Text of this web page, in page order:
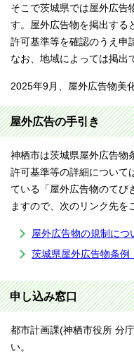
そこで茨城県では屋外広告
す。屋外広告物を掲出する
許可基準等を確認のうえ申
なお、地域によっては掲出
2025年9月、屋外広告物美
屋外広告の手引き
神栖市は茨城県屋外広告物
許可基準等の詳細について
ている「屋外広告物のてび
ますので、次のリンク先を
屋外広告物の規制につ
茨城県屋外広告物条例
申し込み窓口
都市計画課(神栖市役所 分
い。